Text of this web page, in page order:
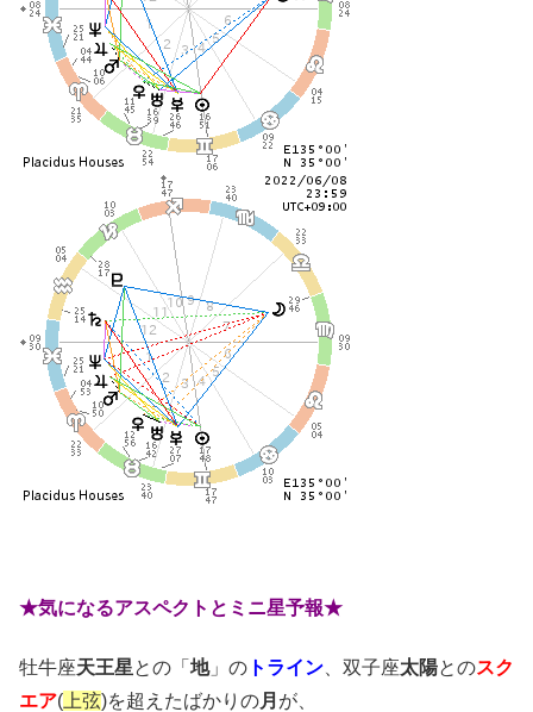
★気になるアスペクトとミニ星予報★
牡牛座天王星との「 地」の トライン 、双子座太陽とのスク
エア( 上弦)を超えたばかりの月 が、